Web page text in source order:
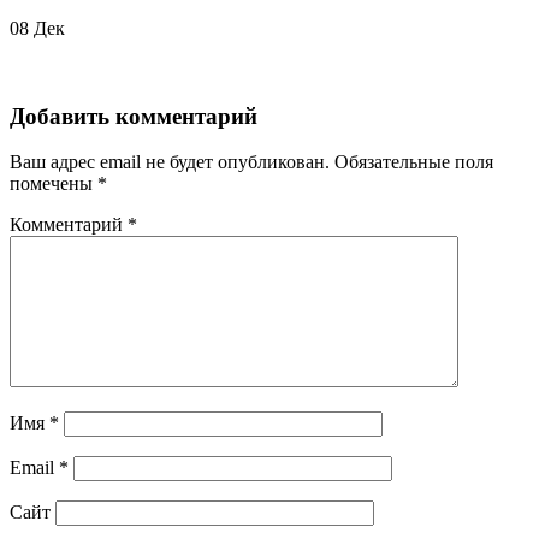
08 Дек
Добавить комментарий
Ваш адрес email не будет опубликован. Обязательные поля
помечены *
Комментарий *
Имя *
Email *
Сайт